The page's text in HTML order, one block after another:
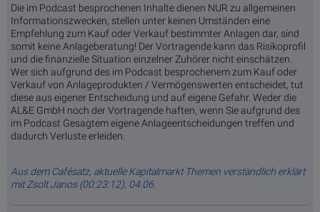
Die im Podcast besprochenen Inhalte dienen NUR zu allgemeinen
Informationszwecken, stellen unter keinen Umständen eine
Empfehlung zum Kauf oder Verkauf bestimmter Anlagen dar, sind
somit keine Anlageberatung! Der Vortragende kann das Risikoprofil
und die finanzielle Situation einzelner Zuhörer nicht einschätzen.
Wer sich aufgrund des im Podcast besprochenem zum Kauf oder
Verkauf von Anlageprodukten / Vermögenswerten entscheidet, tut
diese aus eigener Entscheidung und auf eigene Gefahr. Weder die
AL&E GmbH noch der Vortragende haften, wenn Sie aufgrund des
im Podcast Gesagtem eigene Anlageentscheidungen treffen und
dadurch Verluste erleiden.
Aus dem Cafésatz, aktuelle Kapitalmarkt Themen verständlich erklärt
mit Zsolt Janos (00:23:12), 04.06.